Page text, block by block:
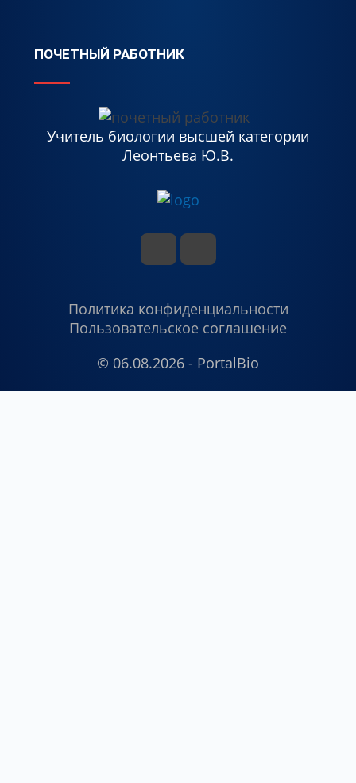
ПОЧЕТНЫЙ РАБОТНИК
Учитель биологии высшей категории
Леонтьева Ю.В.
Политика конфиденциальности
Пользовательское соглашение
© 06.08.2026 - PortalBio